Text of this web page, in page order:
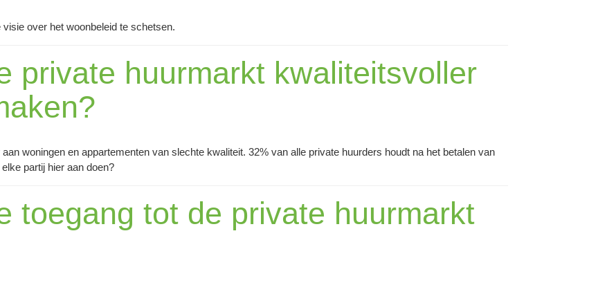
over het woonbeleid te schetsen.
private huurmarkt kwaliteitsvoller
woningen en appartementen van slechte kwaliteit. 32% van alle private huurders houdt na het betalen van
partij hier aan doen?
toegang tot de private huurmarkt